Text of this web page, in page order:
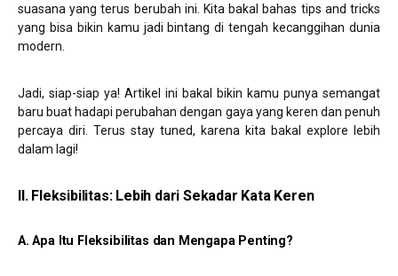
suasana yang terus berubah ini. Kita bakal bahas tips and tricks
yang bisa bikin kamu jadi bintang di tengah kecanggihan dunia
modern.
Jadi, siap-siap ya! Artikel ini bakal bikin kamu punya semangat
baru buat hadapi perubahan dengan gaya yang keren dan penuh
percaya diri. Terus stay tuned, karena kita bakal explore lebih
dalam lagi!
II. Fleksibilitas: Lebih dari Sekadar Kata Keren
A.Apa Itu Fleksibilitas dan Mengapa Penting?